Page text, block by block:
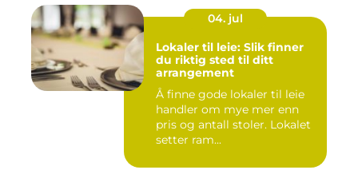
04. jul
Lokaler til leie: Slik finner
du riktig sted til ditt
arrangement
Å finne gode lokaler til leie
handler om mye mer enn
pris og antall stoler. Lokalet
setter ram...